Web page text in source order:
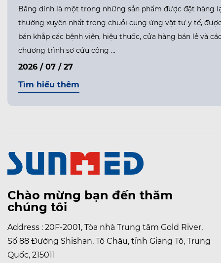
Băng dính là một trong những sản phẩm được đặt hàng
thường xuyên nhất trong chuỗi cung ứng vật tư y tế,
bán khắp các bệnh viện, hiệu thuốc, cửa hàng bán lẻ và
chương trình sơ cứu công ...
2026 / 07 / 27
Tìm hiểu thêm
Chào mừng bạn đến thăm
chúng tôi
Address : 20F-2001, Tòa nhà Trung tâm Gold River,
Số 88 Đường Shishan, Tô Châu, tỉnh Giang Tô, Trung
Quốc, 215011